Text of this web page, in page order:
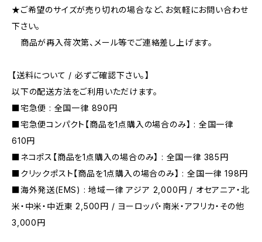
★ご希望のサイズが売り切れの場合など、お気軽にお問い合わせ
下さい。
商品が再入荷次第、メール等でご連絡差し上げます。
【送料について / 必ずご確認下さい。】
以下の配送方法をご利用いただけます。
■宅急便 : 全国一律 890円
■宅急便コンパクト【商品を1点購入の場合のみ】 : 全国一律
610円
■ネコポス【商品を1点購入の場合のみ】 : 全国一律 385円
■クリックポスト【商品を1点購入の場合のみ】 : 全国一律 198円
■海外発送(EMS) : 地域一律 アジア 2,000円 / オセアニア・北
米・中米・中近東 2,500円 / ヨーロッパ・南米・アフリカ・その他
3,000円